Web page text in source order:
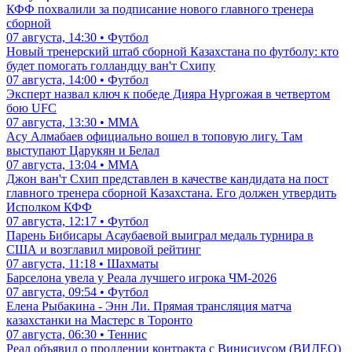
КФФ похвалили за подписание нового главного тренера
сборной
07 августа, 14:30 • Футбол
Новый тренерский штаб сборной Казахстана по футболу: кто
будет помогать голландцу ван'т Схипу
07 августа, 14:00 • Футбол
Эксперт назвал ключ к победе Дияра Нургожая в четвертом
бою UFC
07 августа, 13:30 • ММА
Асу Алмабаев официально вошел в топовую лигу. Там
выступают Царукян и Белал
07 августа, 13:04 • ММА
Джон ван'т Схип представлен в качестве кандидата на пост
главного тренера сборной Казахстана. Его должен утвердить
Исполком КФФ
07 августа, 12:17 • Футбол
Парень Бибисары Асаубаевой выиграл медаль турнира в
США и возглавил мировой рейтинг
07 августа, 11:18 • Шахматы
Барселона увела у Реала лучшего игрока ЧМ-2026
07 августа, 09:54 • Футбол
Елена Рыбакина - Энн Ли. Прямая трансляция матча
казахстанки на Мастерс в Торонто
07 августа, 06:30 • Теннис
Реал объявил о продлении контракта с Винисиусом (ВИДЕО)